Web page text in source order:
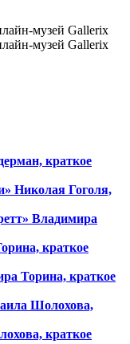
краткое
Николая Гоголя,
Владимира
краткое
Торина, краткое
Шолохова,
краткое